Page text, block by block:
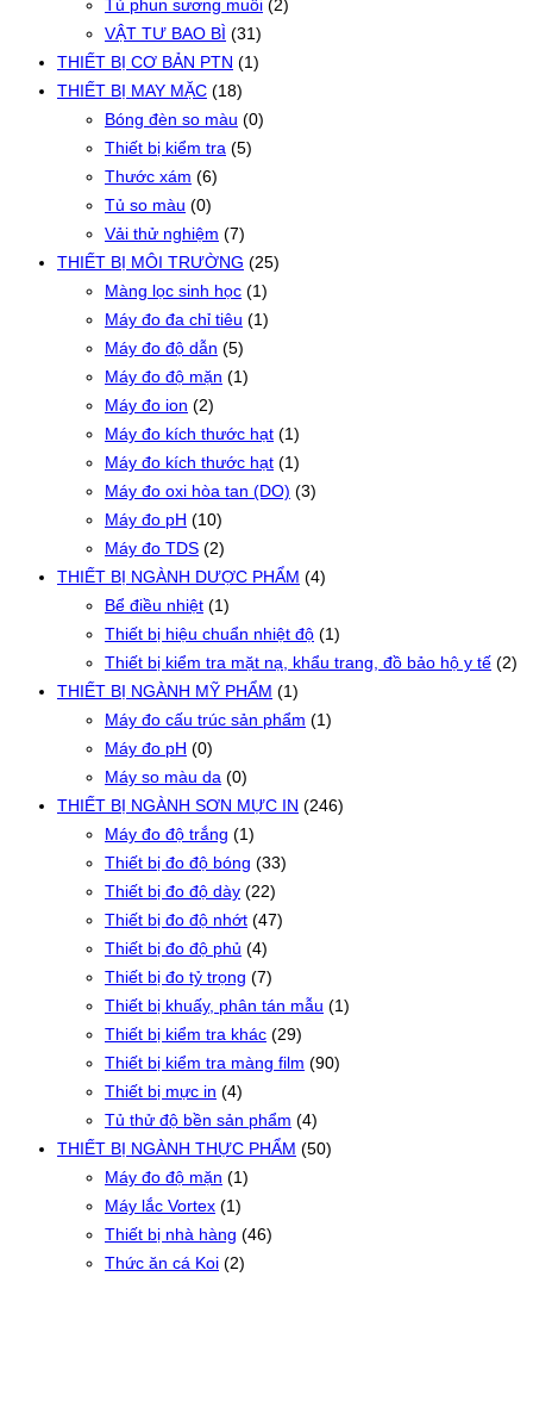
Tủ phun sương muối (2)
VẬT TƯ BAO BÌ (31)
THIẾT BỊ CƠ BẢN PTN (1)
THIẾT BỊ MAY MẶC (18)
Bóng đèn so màu (0)
Thiết bị kiểm tra (5)
Thước xám (6)
Tủ so màu (0)
Vải thử nghiệm (7)
THIẾT BỊ MÔI TRƯỜNG (25)
Màng lọc sinh học (1)
Máy đo đa chỉ tiêu (1)
Máy đo độ dẫn (5)
Máy đo độ mặn (1)
Máy đo ion (2)
Máy đo kích thước hạt (1)
Máy đo kích thước hạt (1)
Máy đo oxi hòa tan (DO) (3)
Máy đo pH (10)
Máy đo TDS (2)
THIẾT BỊ NGÀNH DƯỢC PHẨM (4)
Bể điều nhiệt (1)
Thiết bị hiệu chuẩn nhiệt độ (1)
Thiết bị kiểm tra mặt nạ, khẩu trang, đồ bảo hộ y tế (2)
THIẾT BỊ NGÀNH MỸ PHẨM (1)
Máy đo cấu trúc sản phẩm (1)
Máy đo pH (0)
Máy so màu da (0)
THIẾT BỊ NGÀNH SƠN MỰC IN (246)
Máy đo độ trắng (1)
Thiết bị đo độ bóng (33)
Thiết bị đo độ dày (22)
Thiết bị đo độ nhớt (47)
Thiết bị đo độ phủ (4)
Thiết bị đo tỷ trọng (7)
Thiết bị khuấy, phân tán mẫu (1)
Thiết bị kiểm tra khác (29)
Thiết bị kiểm tra màng film (90)
Thiết bị mực in (4)
Tủ thử độ bền sản phẩm (4)
THIẾT BỊ NGÀNH THỰC PHẨM (50)
Máy đo độ mặn (1)
Máy lắc Vortex (1)
Thiết bị nhà hàng (46)
Thức ăn cá Koi (2)